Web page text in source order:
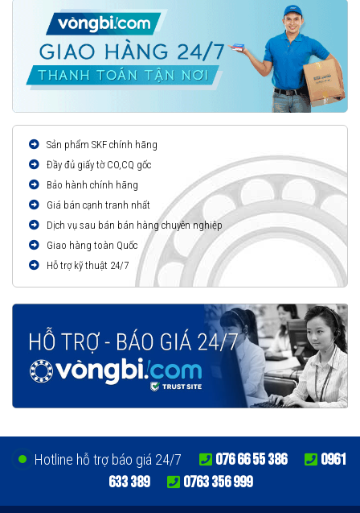
Sản phẩm SKF chính hãng
Đầy đủ giấy tờ CO,CQ gốc
Bảo hành chính hãng
Giá bán cạnh tranh nhất
Dịch vụ sau bán bán hàng chuyên nghiệp
Giao hàng toàn Quốc
Hỗ trợ kỹ thuật 24/7
Hotline hỗ trợ báo giá 24/7 076 66 55 386
0961
633 389
0763 356 999